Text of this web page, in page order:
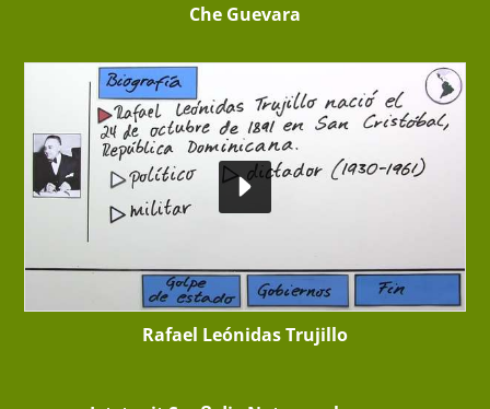
Che Guevara
Rafael Leónidas Trujillo